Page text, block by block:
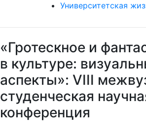
Университетская
«Гротескное и
в культуре:
аспекты»: VIII
студенческая
конференция